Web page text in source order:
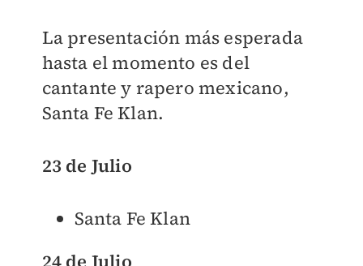
La presentación más esperada
hasta el momento es del
cantante y rapero mexicano,
Santa Fe Klan.
23 de Julio
Santa Fe Klan
24 de Julio